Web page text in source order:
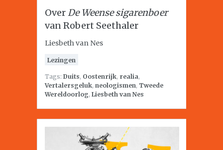
OverDe Weense sigarenboer
van Robert Seethaler
Liesbeth van Nes
Lezingen
Tags: Duits, Oostenrijk, realia,
Vertalersgeluk, neologismen, Tweede
Wereldoorlog, Liesbeth van Nes